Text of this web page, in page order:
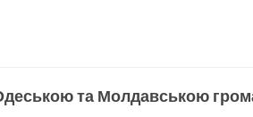
та Молдавською